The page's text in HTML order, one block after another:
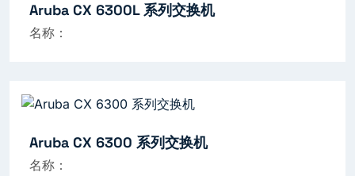
Aruba CX 6300L 系列交换机
名称：
Aruba CX 6300 系列交换机
名称：